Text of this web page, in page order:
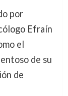
por
Efraín
el
de su
de